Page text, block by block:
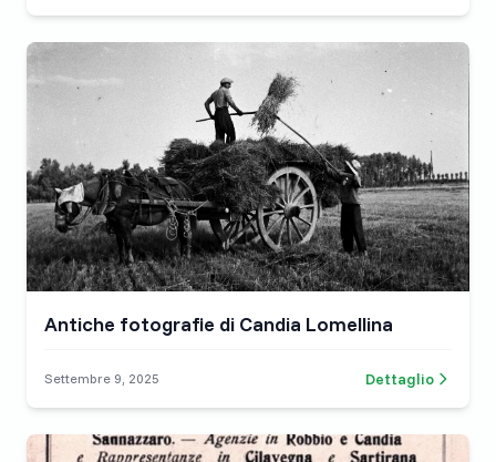
Antiche fotografie di Candia Lomellina
Settembre 9, 2025 Dettaglio